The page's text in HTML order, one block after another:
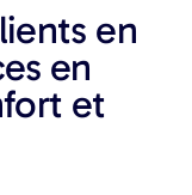
en
en
et